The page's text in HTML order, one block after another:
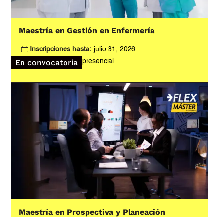
En convocatoria
Maestría en Gestión en Enfermería
Inscripciones hasta: julio 31, 2026
Modalidad: Semipresencial
Maestría en Prospectiva y Planeación